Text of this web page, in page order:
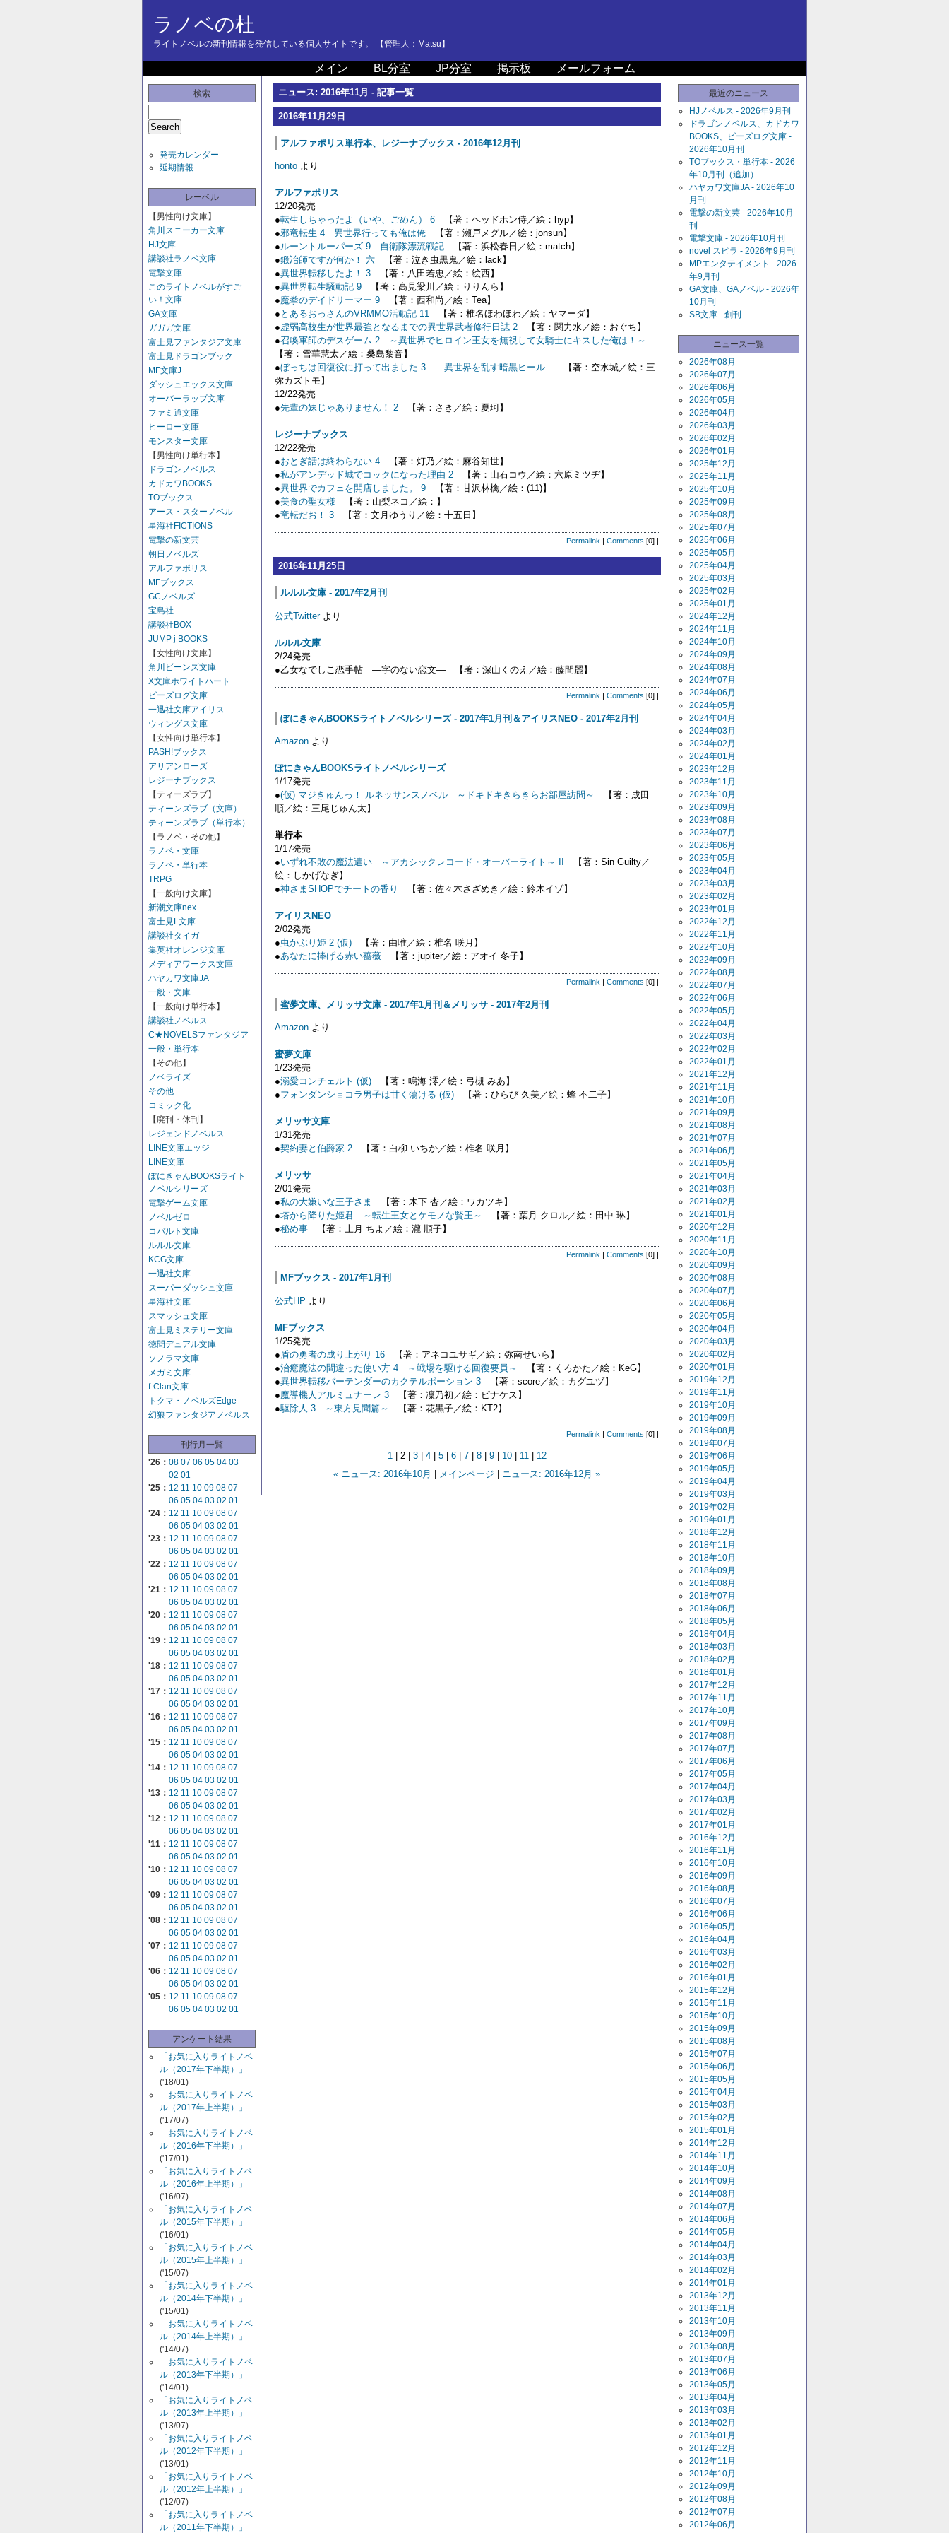
ラノベの杜
ライトノベルの新刊情報を発信している個人サイトです。 【管理人：Matsu】
メイン BL分室 JP分室 掲示板 メールフォーム
検索
発売カレンダー
延期情報
レーベル
【男性向け文庫】
角川スニーカー文庫
HJ文庫
講談社ラノベ文庫
電撃文庫
このライトノベルがすご
い！文庫
GA文庫
ガガガ文庫
富士見ファンタジア文庫
富士見ドラゴンブック
MF文庫J
ダッシュエックス文庫
オーバーラップ文庫
ファミ通文庫
ヒーロー文庫
モンスター文庫
【男性向け単行本】
ドラゴンノベルス
カドカワBOOKS
TOブックス
アース・スターノベル
星海社FICTIONS
電撃の新文芸
朝日ノベルズ
アルファポリス
MFブックス
GCノベルズ
宝島社
講談社BOX
JUMP j BOOKS
【女性向け文庫】
角川ビーンズ文庫
X文庫ホワイトハート
ビーズログ文庫
一迅社文庫アイリス
ウィングス文庫
【女性向け単行本】
PASH!ブックス
アリアンローズ
レジーナブックス
【ティーズラブ】
ティーンズラブ（文庫）
ティーンズラブ（単行本）
【ラノベ・その他】
ラノベ・文庫
ラノベ・単行本
TRPG
【一般向け文庫】
新潮文庫nex
富士見L文庫
講談社タイガ
集英社オレンジ文庫
メディアワークス文庫
ハヤカワ文庫JA
一般・文庫
【一般向け単行本】
講談社ノベルス
C★NOVELSファンタジア
一般・単行本
【その他】
ノベライズ
その他
コミック化
【廃刊・休刊】
レジェンドノベルス
LINE文庫エッジ
LINE文庫
ぽにきゃんBOOKSライト
ノベルシリーズ
電撃ゲーム文庫
ノベルゼロ
コバルト文庫
ルルル文庫
KCG文庫
一迅社文庫
スーパーダッシュ文庫
星海社文庫
スマッシュ文庫
富士見ミステリー文庫
徳間デュアル文庫
ソノラマ文庫
メガミ文庫
f-Clan文庫
トクマ・ノベルズEdge
幻狼ファンタジアノベルス
刊行月一覧
'26： 08 07 06 05 04 03
02 01
'25： 12 11 10 09 08 07
06 05 04 03 02 01
'24： 12 11 10 09 08 07
06 05 04 03 02 01
'23： 12 11 10 09 08 07
06 05 04 03 02 01
'22： 12 11 10 09 08 07
06 05 04 03 02 01
'21： 12 11 10 09 08 07
06 05 04 03 02 01
'20： 12 11 10 09 08 07
06 05 04 03 02 01
'19： 12 11 10 09 08 07
06 05 04 03 02 01
'18： 12 11 10 09 08 07
06 05 04 03 02 01
'17： 12 11 10 09 08 07
06 05 04 03 02 01
'16： 12 11 10 09 08 07
06 05 04 03 02 01
'15： 12 11 10 09 08 07
06 05 04 03 02 01
'14： 12 11 10 09 08 07
06 05 04 03 02 01
'13： 12 11 10 09 08 07
06 05 04 03 02 01
'12： 12 11 10 09 08 07
06 05 04 03 02 01
'11： 12 11 10 09 08 07
06 05 04 03 02 01
'10： 12 11 10 09 08 07
06 05 04 03 02 01
'09： 12 11 10 09 08 07
06 05 04 03 02 01
'08： 12 11 10 09 08 07
06 05 04 03 02 01
'07： 12 11 10 09 08 07
06 05 04 03 02 01
'06： 12 11 10 09 08 07
06 05 04 03 02 01
'05： 12 11 10 09 08 07
06 05 04 03 02 01
アンケート結果
「お気に入りライトノベ
ル（2017年下半期）」
('18/01)
「お気に入りライトノベ
ル（2017年上半期）」
('17/07)
「お気に入りライトノベ
ル（2016年下半期）」
('17/01)
「お気に入りライトノベ
ル（2016年上半期）」
('16/07)
「お気に入りライトノベ
ル（2015年下半期）」
('16/01)
「お気に入りライトノベ
ル（2015年上半期）」
('15/07)
「お気に入りライトノベ
ル（2014年下半期）」
('15/01)
「お気に入りライトノベ
ル（2014年上半期）」
('14/07)
「お気に入りライトノベ
ル（2013年下半期）」
('14/01)
「お気に入りライトノベ
ル（2013年上半期）」
('13/07)
「お気に入りライトノベ
ル（2012年下半期）」
('13/01)
「お気に入りライトノベ
ル（2012年上半期）」
('12/07)
「お気に入りライトノベ
ル（2011年下半期）」
ニュース: 2016年11月 - 記事一覧
2016年11月29日
アルファポリス単行本、レジーナブックス - 2016年12月刊
honto より
アルファポリス
12/20発売
●転生しちゃったよ（いや、ごめん） 6 【著：ヘッドホン侍／絵：hyp】
●邪竜転生 4 異世界行っても俺は俺 【著：瀬戸メグル／絵：jonsun】
●ルーントルーパーズ 9 自衛隊漂流戦記 【著：浜松春日／絵：match】
●鍛冶師ですが何か！ 六 【著：泣き虫黒鬼／絵：lack】
●異世界転移したよ！ 3 【著：八田若忠／絵：絵西】
●異世界転生騒動記 9 【著：高見梁川／絵：りりんら】
●魔拳のデイドリーマー 9 【著：西和尚／絵：Tea】
● とあるおっさんのVRMMO活動記 11 【著：椎名ほわほわ／絵：ヤマーダ】
●虚弱高校生が世界最強となるまでの異世界武者修行日誌 2 【著：関力水／絵：おぐち】
●召喚軍師のデスゲーム 2 ～異世界でヒロイン王女を無視して女騎士にキスした俺は！～
【著：雪華慧太／絵：桑島黎音】
●ぼっちは回復役に打って出ました 3 ―異世界を乱す暗黒ヒール― 【著：空水城／絵：三
弥カズトモ】
12/22発売
●先輩の妹じゃありません！ 2 【著：さき／絵：夏珂】
レジーナブックス
12/22発売
●おとぎ話は終わらない 4 【著：灯乃／絵：麻谷知世】
●私がアンデッド城でコックになった理由 2 【著：山石コウ／絵：六原ミツヂ】
●異世界でカフェを開店しました。 9 【著：甘沢林檎／絵：(11)】
●美食の聖女様 【著：山梨ネコ／絵：】
●竜転だお！ 3 【著：文月ゆうり／絵：十五日】
Permalink Comments [0] |
2016年11月25日
ルルル文庫 - 2017年2月刊
公式Twitterより
ルルル文庫
2/24発売
●乙女なでしこ恋手帖 ―字のない恋文― 【著：深山くのえ／絵：藤間麗】
Permalink | Comments [0] |
ぽにきゃんBOOKSライトノベルシリーズ - 2017年1月刊＆アイリスNEO - 2017年2月刊
Amazon より
ぽにきゃんBOOKSライトノベルシリーズ
1/17発売
●(仮) マジきゅんっ！ ルネッサンスノベル ～ドキドキきらきらお部屋訪問～
【著：成田
順／絵：三尾じゅん太】
単行本
1/17発売
●いずれ不敗の魔法遣い ～アカシックレコード・オーバーライト～ II
【著：Sin Guilty／
絵：しかげなぎ】
●神さまSHOPでチートの香り 【著：佐々木さざめき／絵：鈴木イゾ】
アイリスNEO
2/02発売
●虫かぶり姫 2 (仮) 【著：由唯／絵：椎名 咲月】
●あなたに捧げる赤い薔薇 【著：jupiter／絵：アオイ 冬子】
Permalink | Comments [0] |
蜜夢文庫、メリッサ文庫 - 2017年1月刊＆メリッサ - 2017年2月刊
Amazon より
蜜夢文庫
1/23発売
●溺愛コンチェルト (仮) 【著：鳴海 澪／絵：弓槻 みあ】
●フォンダンショコラ男子は甘く蕩ける (仮) 【著：ひらび 久美／絵：蜂 不二子】
メリッサ文庫
1/31発売
●契約妻と伯爵家 2 【著：白柳 いちか／絵：椎名 咲月】
メリッサ
2/01発売
●私の大嫌いな王子さま
【著：木下 杏／絵：ワカツキ】
●塔から降りた姫君 ～転生王女とケモノな賢王～
【著：葉月 クロル／絵：田中 琳】
●秘め事 【著：上月 ちよ／絵：瀧 順子】
Permalink Comments [0] |
MFブックス - 2017年1月刊
公式HP より
MFブックス
1/25発売
● 盾の勇者の成り上がり 16 【著：アネコユサギ／絵：弥南せいら】
●治癒魔法の間違った使い方 4 ～戦場を駆ける回復要員～
【著：くろかた／絵：KeG】
●異世界転移バーテンダーのカクテルポーション 3 【著：score／絵：カグユヅ】
●魔導機人アルミュナーレ 3 【著：凜乃初／絵：ピナケス】
●駆除人 3 ～東方見聞篇～ 【著：花黒子／絵：KT2】
Permalink | Comments [0] |
1 | 2 | 3| 4| 5| 6| 7| 8| 9| 10| 11 | 12
« ニュース: 2016年10月 | メインページ | ニュース: 2016年12月 »
最近のニュース
HJノベルス - 2026年9月刊
ドラゴンノベルス、カドカワ
BOOKS、ビーズログ文庫 -
2026年10月刊
TOブックス・単行本 - 2026
年10月刊（追加）
ハヤカワ文庫JA - 2026年10
月刊
電撃の新文芸 - 2026年10月
刊
電撃文庫 - 2026年10月刊
novel スピラ - 2026年9月刊
MPエンタテイメント - 2026
年9月刊
GA文庫、GAノベル - 2026年
10月刊
SB文庫 - 創刊
ニュース一覧
2026年08月
2026年07月
2026年06月
2026年05月
2026年04月
2026年03月
2026年02月
2026年01月
2025年12月
2025年11月
2025年10月
2025年09月
2025年08月
2025年07月
2025年06月
2025年05月
2025年04月
2025年03月
2025年02月
2025年01月
2024年12月
2024年11月
2024年10月
2024年09月
2024年08月
2024年07月
2024年06月
2024年05月
2024年04月
2024年03月
2024年02月
2024年01月
2023年12月
2023年11月
2023年10月
2023年09月
2023年08月
2023年07月
2023年06月
2023年05月
2023年04月
2023年03月
2023年02月
2023年01月
2022年12月
2022年11月
2022年10月
2022年09月
2022年08月
2022年07月
2022年06月
2022年05月
2022年04月
2022年03月
2022年02月
2022年01月
2021年12月
2021年11月
2021年10月
2021年09月
2021年08月
2021年07月
2021年06月
2021年05月
2021年04月
2021年03月
2021年02月
2021年01月
2020年12月
2020年11月
2020年10月
2020年09月
2020年08月
2020年07月
2020年06月
2020年05月
2020年04月
2020年03月
2020年02月
2020年01月
2019年12月
2019年11月
2019年10月
2019年09月
2019年08月
2019年07月
2019年06月
2019年05月
2019年04月
2019年03月
2019年02月
2019年01月
2018年12月
2018年11月
2018年10月
2018年09月
2018年08月
2018年07月
2018年06月
2018年05月
2018年04月
2018年03月
2018年02月
2018年01月
2017年12月
2017年11月
2017年10月
2017年09月
2017年08月
2017年07月
2017年06月
2017年05月
2017年04月
2017年03月
2017年02月
2017年01月
2016年12月
2016年11月
2016年10月
2016年09月
2016年08月
2016年07月
2016年06月
2016年05月
2016年04月
2016年03月
2016年02月
2016年01月
2015年12月
2015年11月
2015年10月
2015年09月
2015年08月
2015年07月
2015年06月
2015年05月
2015年04月
2015年03月
2015年02月
2015年01月
2014年12月
2014年11月
2014年10月
2014年09月
2014年08月
2014年07月
2014年06月
2014年05月
2014年04月
2014年03月
2014年02月
2014年01月
2013年12月
2013年11月
2013年10月
2013年09月
2013年08月
2013年07月
2013年06月
2013年05月
2013年04月
2013年03月
2013年02月
2013年01月
2012年12月
2012年11月
2012年10月
2012年09月
2012年08月
2012年07月
2012年06月